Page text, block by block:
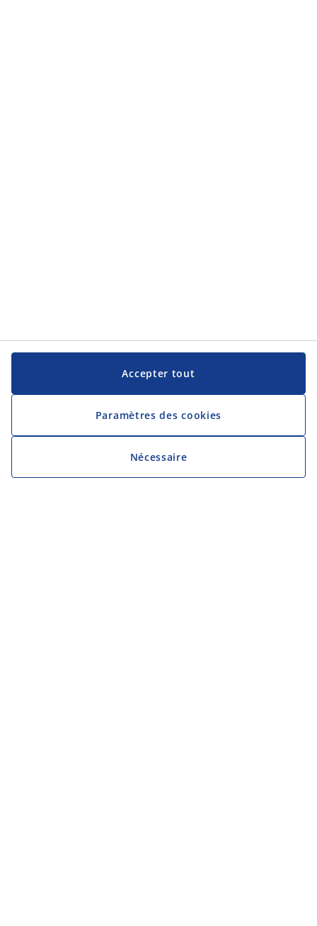
Accepter tout
Paramètres des cookies
Nécessaire